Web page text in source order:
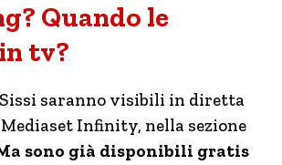
Quando le
tv?
saranno visibili in diretta
Infinity, nella sezione
sono già disponibili gratis